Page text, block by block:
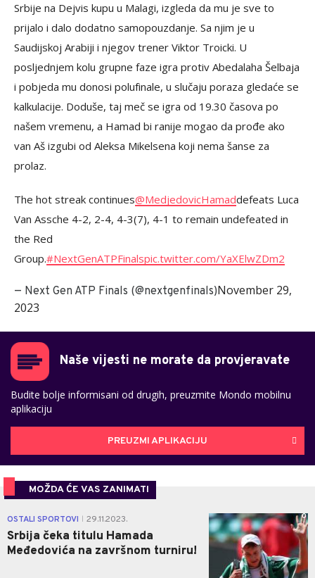
Srbije na Dejvis kupu u Malagi, izgleda da mu je sve to
prijalo i dalo dodatno samopouzdanje. Sa njim je u
Saudijskoj Arabiji i njegov trener Viktor Troicki. U
posljednjem kolu grupne faze igra protiv Abedalaha Šelbaja
i pobjeda mu donosi polufinale, u slučaju poraza gledaće se
kalkulacije. Doduše, taj meč se igra od 19.30 časova po
našem vremenu, a Hamad bi ranije mogao da prođe ako
van Aš izgubi od Aleksa Mikelsena koji nema šanse za
prolaz.
The hot streak continues@MedjedovicHamaddefeats Luca
Van Assche 4-2, 2-4, 4-3(7), 4-1 to remain undefeated in
the Red
Group.#NextGenATPFinalspic.twitter.com/YaXElwZDm2
— Next Gen ATP Finals (@nextgenfinals)November 29,
2023
Naše vijesti ne morate da provjeravate
Budite bolje informisani od drugih, preuzmite Mondo mobilnu
aplikaciju
PREUZMI APLIKACIJU
MOŽDA ĆE VAS ZANIMATI
OSTALI SPORTOVI 29.11.2023.
Srbija čeka titulu Hamada
Međedovića na završnom turniru!
0